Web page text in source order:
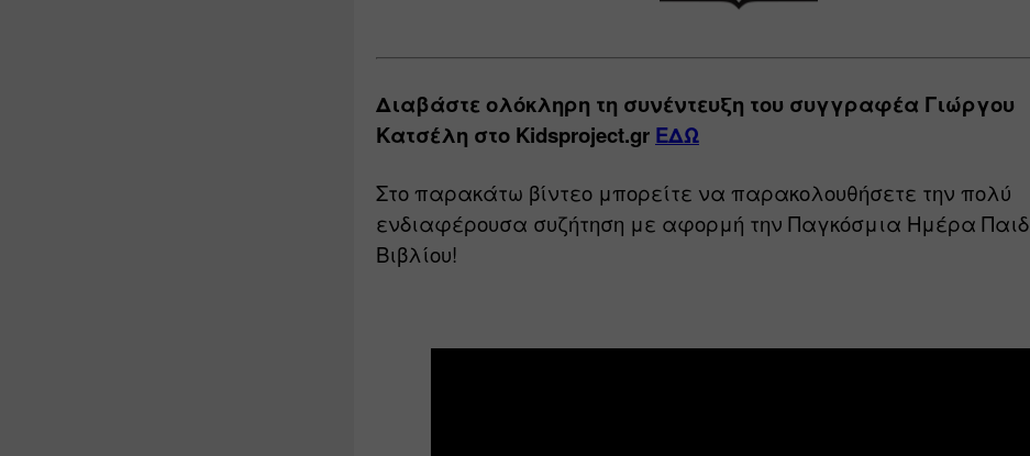
Διαβάστε ολόκληρη τη συνέντευξη του συγγραφέα Γιώργου
Κατσέλη στο Kidsproject.gr ΕΔΩ
Στο παρακάτω βίντεο μπορείτε να παρακολουθήσετε την πολύ
ενδιαφέρουσα συζήτηση με αφορμή την Παγκόσμια Ημέρα
Βιβλίου!